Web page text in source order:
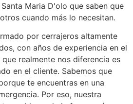
Maria D'olo que saben que
cuando más lo necesitan.
por cerrajeros altamente
con años de experiencia en el
realmente nos diferencia es
en el cliente. Sabemos que
te encuentras en una
Por eso, nuestra